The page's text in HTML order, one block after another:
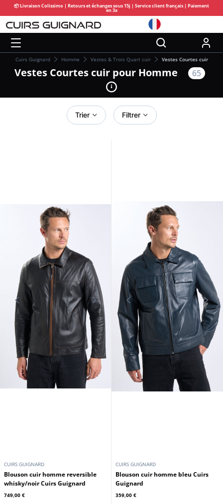
📦 Livraison Colissimo | Retours et échanges sous 15j | Service client français | Paiement
en 3x
Cuirs Guignard Homme Vestes & Trois Quart cuir Vestes Courtes cuir
Vestes Courtes cuir pour Homme 65
Trier Filtrer
CUIRS GUIGNARD
Blouson cuir homme reversible
whisky/noir Cuirs Guignard
749,00 €
CUIRS GUIGNARD
Blouson cuir homme bleu Cuirs
Guignard
359,00 €